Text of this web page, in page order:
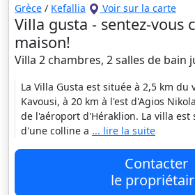
Grèce / Kefallia Voir sur la carte
Villa gusta - sentez-vous
maison!
Villa 2 chambres, 2 salles de bain
La Villa Gusta est située à 2,5 km
Kavousi, à 20 km à l'est d'Agios
de l'aéroport d'Héraklion. La villa
d'une colline a ... lire la suite
Contacter
le